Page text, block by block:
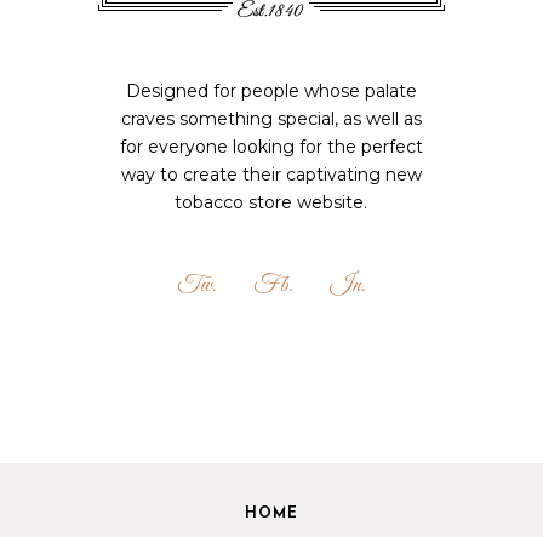
Designed for people whose palate
craves something special, as well as
for everyone looking for the perfect
way to create their captivating new
tobacco store website.
Tw. Fb. In.
HOME